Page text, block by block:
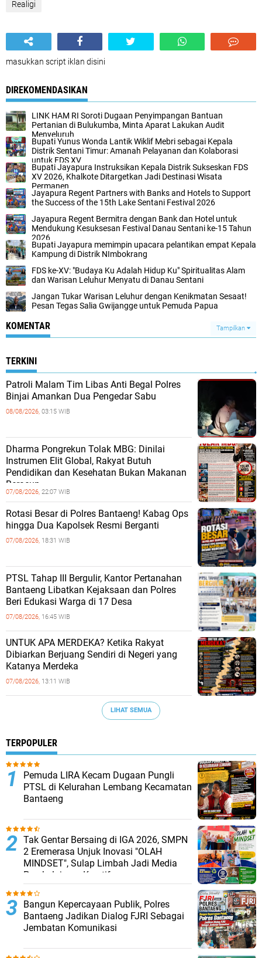
Realigi
masukkan script iklan disini
DIREKOMENDASIKAN
LINK HAM RI Soroti Dugaan Penyimpangan Bantuan
Pertanian di Bulukumba, Minta Aparat Lakukan Audit
Menyeluruh
Bupati Yunus Wonda Lantik Wiklif Mebri sebagai Kepala
Distrik Sentani Timur: Amanah Pelayanan dan Kolaborasi
untuk FDS XV
Bupati Jayapura Instruksikan Kepala Distrik Sukseskan FDS
XV 2026, Khalkote Ditargetkan Jadi Destinasi Wisata
Permanen
Jayapura Regent Partners with Banks and Hotels to Support
the Success of the 15th Lake Sentani Festival 2026
Jayapura Regent Bermitra dengan Bank dan Hotel untuk
Mendukung Kesuksesan Festival Danau Sentani ke-15 Tahun
2026
Bupati Jayapura memimpin upacara pelantikan empat Kepala
Kampung di Distrik NImbokrang
FDS ke-XV: "Budaya Ku Adalah Hidup Ku" Spiritualitas Alam
dan Warisan Leluhur Menyatu di Danau Sentani
Jangan Tukar Warisan Leluhur dengan Kenikmatan Sesaat!
Pesan Tegas Salia Gwijangge untuk Pemuda Papua
KOMENTAR Tampilkan
TERKINI
Patroli Malam Tim Libas Anti Begal Polres
Binjai Amankan Dua Pengedar Sabu
08/08/2026, 03:15 WIB
Dharma Pongrekun Tolak MBG: Dinilai
Instrumen Elit Global, Rakyat Butuh
Pendidikan dan Kesehatan Bukan Makanan
Beracun.
07/08/2026, 22:07 WIB
Rotasi Besar di Polres Bantaeng! Kabag Ops
hingga Dua Kapolsek Resmi Berganti
07/08/2026, 18:31 WIB
PTSL Tahap III Bergulir, Kantor Pertanahan
Bantaeng Libatkan Kejaksaan dan Polres
Beri Edukasi Warga di 17 Desa
07/08/2026, 16:45 WIB
UNTUK APA MERDEKA? Ketika Rakyat
Dibiarkan Berjuang Sendiri di Negeri yang
Katanya Merdeka
07/08/2026, 13:11 WIB
LIHAT SEMUA
TERPOPULER
Pemuda LIRA Kecam Dugaan Pungli
PTSL di Kelurahan Lembang Kecamatan
Bantaeng
Tak Gentar Bersaing di IGA 2026, SMPN
2 Eremerasa Unjuk Inovasi "OLAH
MINDSET", Sulap Limbah Jadi Media
Pembelajaran Kreatif
Bangun Kepercayaan Publik, Polres
Bantaeng Jadikan Dialog FJRI Sebagai
Jembatan Komunikasi